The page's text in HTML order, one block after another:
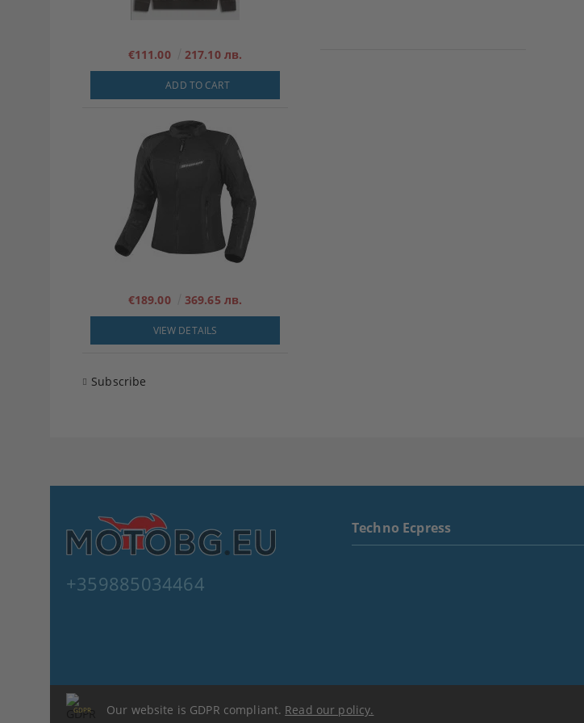
€111.00 217.10 лв.
ADD TO CART
€189.00 369.65 лв.
VIEW DETAILS
Subscribe
+359885034464
Techno Ecpress
GDPR Our website is GDPR compliant. Read our policy.